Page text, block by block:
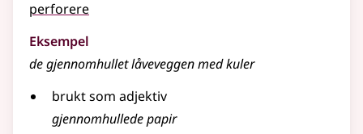
perforere
Eksempel
de gjennomhullet låveveggen med kuler
brukt som adjektiv
gjennomhullede papir